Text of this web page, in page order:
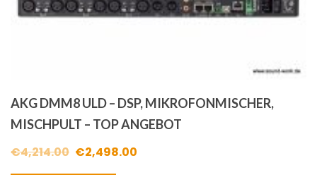
AKG DMM8 ULD – DSP, MIKROFONMISCHER,
MISCHPULT – TOP ANGEBOT
€4,214.00 Ursprünglicher
€2,498.00